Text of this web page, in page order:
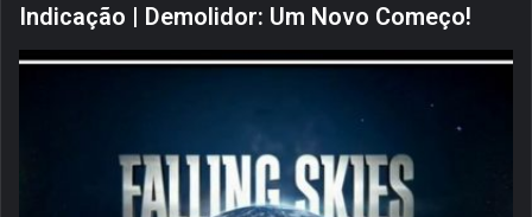
Indicação | Demolidor: Um Novo Começo!